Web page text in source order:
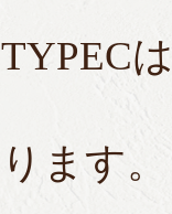
TYPEC
ります。